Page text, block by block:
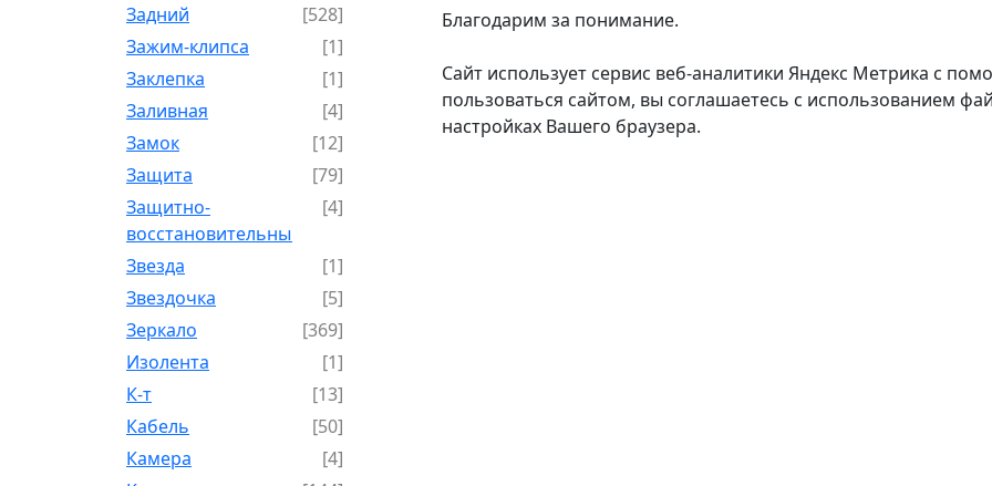
Задний
[528]
Зажим-клипса
[1]
Заклепка
[1]
Заливная
[4]
Замок
[12]
Защита
[79]
Защитно-
восстановительный
[4]
Звезда
[1]
Звездочка
[5]
Зеркало
[369]
Изолента
[1]
К-т
[13]
Кабель
[50]
Камера
[4]
Благодарим за понимание.
Сайт использует сервис веб-аналитики Яндекс Метрика с
пользоваться сайтом, вы соглашаетесь с использованием
настройках Вашего браузера.